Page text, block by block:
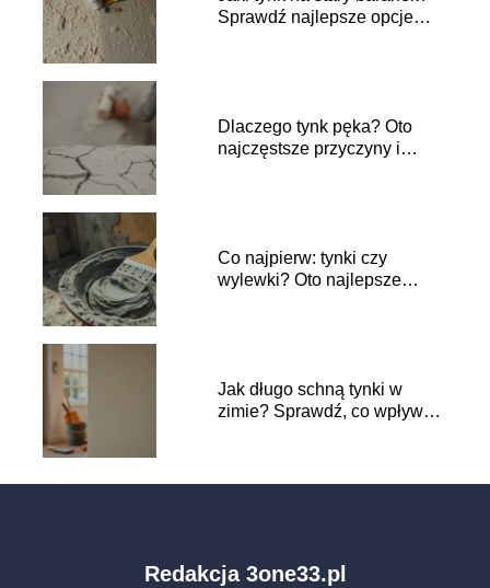
Sprawdź najlepsze opcje
Dlaczego tynk pęka? Oto
najczęstsze przyczyny i
Co najpierw: tynki czy
wylewki? Oto najlepsze
Jak długo schną tynki w
zimie? Sprawdź, co wpływa
Redakcja 3one33.pl